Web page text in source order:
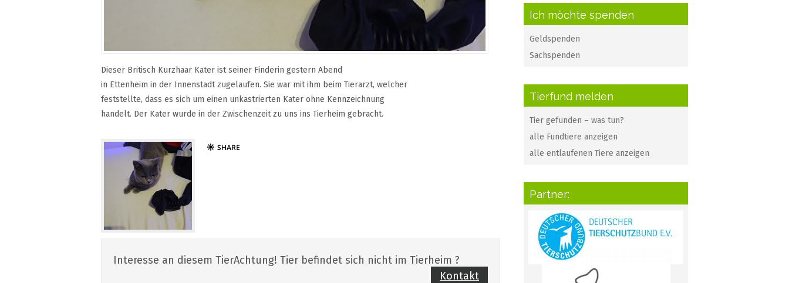
Dieser Britisch Kurzhaar Kater ist seiner Finderin gestern Abend
in Ettenheim in der Innenstadt zugelaufen. Sie war mit ihm beim Tierarzt, welcher
feststellte, dass es sich um einen unkastrierten Kater ohne Kennzeichnung
handelt. Der Kater wurde in der Zwischenzeit zu uns ins Tierheim gebracht.
Interesse an diesem TierAchtung! Tier befindet sich nicht im Tierheim ?
Kontakt
Ich möchte spenden
Geldspenden
Sachspenden
Tierfund melden
Tier gefunden – was tun?
alle Fundtiere anzeigen
alle entlaufenen Tiere anzeigen
Partner: